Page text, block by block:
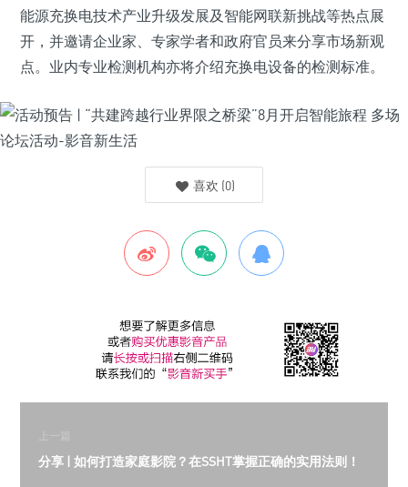
能源充换电技术产业升级发展及智能网联新挑战等热点展
开，并邀请企业家、专家学者和政府官员来分享市场新观
点。业内专业检测机构亦将介绍充换电设备的检测标准。
喜欢 (0)
上一篇
分享 | 如何打造家庭影院？在SSHT掌握正确的实用法则！